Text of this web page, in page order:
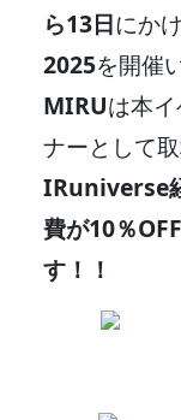
ら13日にか
2025を開催
MIRUは本
ナーとして
IRuniverse
費が10％
す！！